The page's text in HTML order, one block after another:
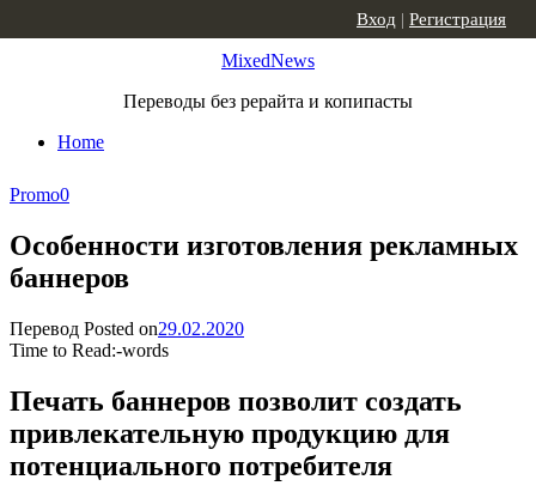
MixedNews
Переводы без рерайта и копипасты
Home
Вход | Регистрация
Promo0
Особенности изготовления рекламных
баннеров
Перевод Posted on29.02.2020
Time to Read:-words
Печать баннеров позволит создать
привлекательную продукцию для
потенциального потребителя